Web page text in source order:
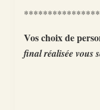
Vos choix de
final réalisée vous